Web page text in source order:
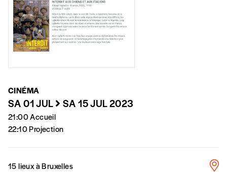
Les mots de passe ne correspondent pas
NB: Vous pouvez choisir de participer
financièrement à tout moment, même après
avoir reçu plusieurs numéros. Ce paiement
NOS
FORMULES
CINÉMA
SA 01 JUL SA 15 JUL 2023
21:00 Accueil
22:10 Projection
15 lieux à Bruxelles